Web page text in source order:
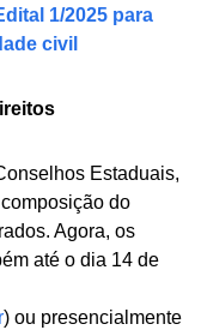
1/2025 para
civil
Estaduais,
do
Agora, os
até o dia 14 de
) ou presencialmente